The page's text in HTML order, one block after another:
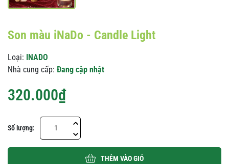
Son màu iNaDo - Candle Light
Loại: INADO
Nhà cung cấp: Đang cập nhật
320.000₫
Số lượng:
THÊM VÀO GIỎ